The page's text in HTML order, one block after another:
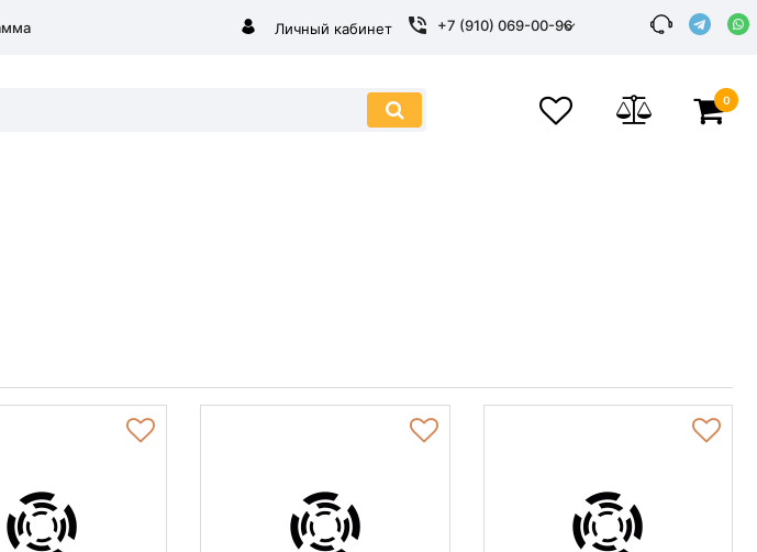
Личный кабинет +7 (910) 069-00-96
0